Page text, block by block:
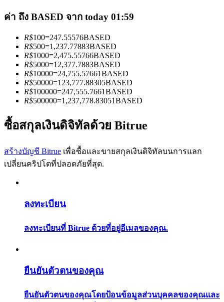
ข้อมูล
การวิเคราะห์ข้อมูลขนาดใหญ่ รวมถึงข้อมูลการค้า ฯลฯ
คู่มือเริ่มต้นฟิวเจอร์ส
ค่า ถึง BASED จาก today 01:59
R$100=247.55576BASED
R$500=1,237.77883BASED
R$1000=2,475.55766BASED
R$5000=12,377.7883BASED
R$10000=24,755.57661BASED
R$50000=123,777.88305BASED
R$100000=247,555.7661BASED
R$500000=1,237,778.83051BASED
ซื้อสกุลเงินดิจิทัลด้วย Bitrue
สร้างบัญชี Bitrue เพื่อซื้อและขายสกุลเงินดิจิทัลบนการแลก
เปลี่ยนคริปโตที่ปลอดภัยที่สุด.
ลงทะเบียน
ลงทะเบียนที่ Bitrue ด้วยที่อยู่อีเมลของคุณ.
ยืนยันตัวตนของคุณ
ยืนยันตัวตนของคุณโดยป้อนข้อมูลส่วนบุคคลของคุณและ